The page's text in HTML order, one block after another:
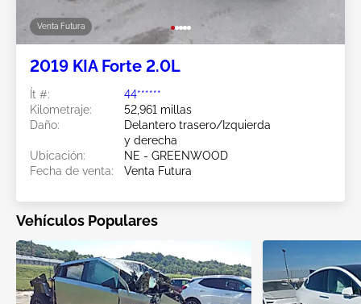
Venta Futura
2019 KIA Forte 2.0L
Ít #:
44******
Kilometraje:
52,961 millas
Daño:
Delantero trasero/Izquierda
y derecha
Ubicación:
NE - GREENWOOD
Fecha de venta:
Venta Futura
Vehículos Populares